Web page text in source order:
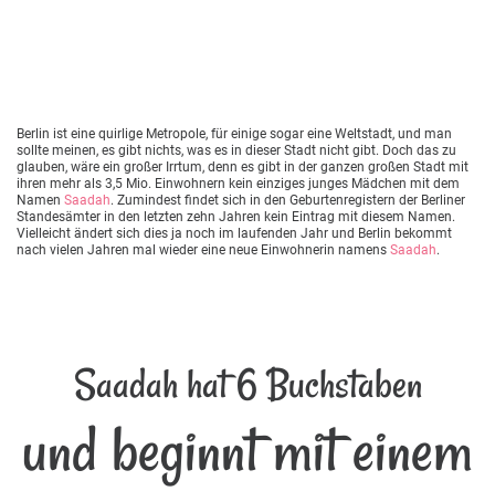
Berlin ist eine quirlige Metropole, für einige sogar eine Weltstadt, und man
sollte meinen, es gibt nichts, was es in dieser Stadt nicht gibt. Doch das zu
glauben, wäre ein großer Irrtum, denn es gibt in der ganzen großen Stadt mit
ihren mehr als 3,5 Mio. Einwohnern kein einziges junges Mädchen mit dem
Namen Saadah. Zumindest findet sich in den Geburtenregistern der Berliner
Standesämter in den letzten zehn Jahren kein Eintrag mit diesem Namen.
Vielleicht ändert sich dies ja noch im laufenden Jahr und Berlin bekommt
nach vielen Jahren mal wieder eine neue Einwohnerin namens Saadah.
Saadah hat 6 Buchstaben
und beginnt mit einem